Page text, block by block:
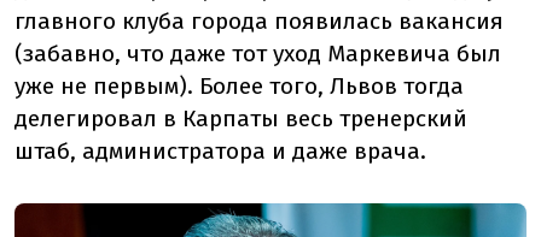
главного клуба города появилась вакансия
(забавно, что даже тот уход Маркевича был
уже не первым). Более того, Львов тогда
делегировал в Карпаты весь тренерский
штаб, администратора и даже врача.